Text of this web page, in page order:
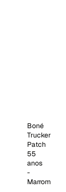
Boné
Trucker
Patch
55
anos
-
Marrom